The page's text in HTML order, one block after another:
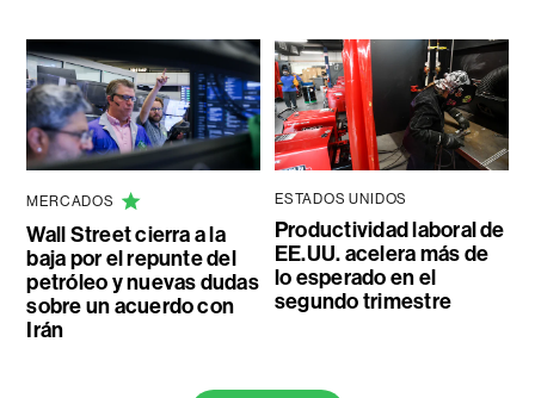
MERCADOS
Wall Street cierra a la
baja por el repunte del
petróleo y nuevas dudas
sobre un acuerdo con
Irán
ESTADOS UNIDOS
Productividad laboral de
EE.UU. acelera más de
lo esperado en el
segundo trimestre